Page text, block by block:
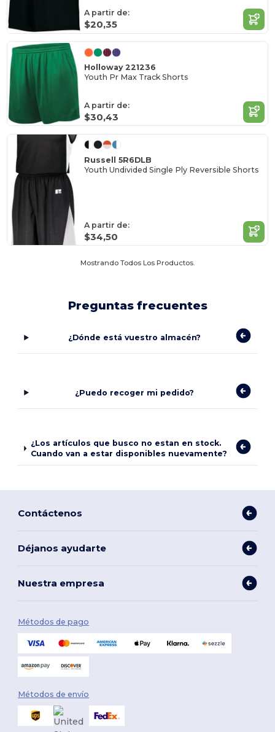
A partir de:
$20,35
Holloway 221236
Youth Pr Max Track Shorts
A partir de:
$30,43
Russell 5R6DLB
Youth Undivided Single Ply Reversible Shorts
A partir de:
$34,50
Mostrando Todos Los Productos.
Preguntas frecuentes
¿Dónde está vuestro almacén?
¿Puedo recoger mi pedido?
¿Los artículos que busco no estan en stock.
Cuando van a estar disponibles nuevamente?
Contáctenos
Déjanos ayudarte
Nuestra empresa
Métodos de pago
Métodos de envío